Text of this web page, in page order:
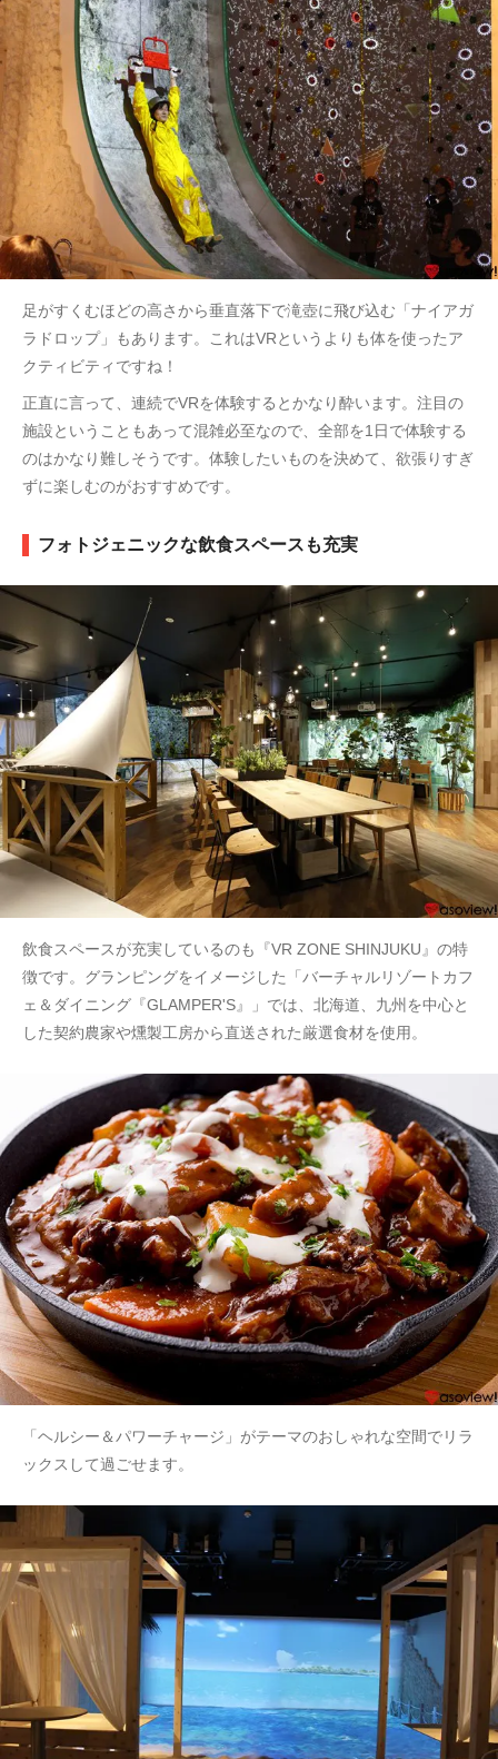
足がすくむほどの高さから垂直落下で滝壺に飛び込む「ナイアガ
ラドロップ」もあります。これはVRというよりも体を使ったア
クティビティですね！
正直に言って、連続でVRを体験するとかなり酔います。注目の
施設ということもあって混雑必至なので、全部を1日で体験する
のはかなり難しそうです。体験したいものを決めて、欲張りすぎ
ずに楽しむのがおすすめです。
フォトジェニックな飲食スペースも充実
飲食スペースが充実しているのも『VR ZONE SHINJUKU』の特
徴です。グランピングをイメージした「バーチャルリゾートカフ
ェ＆ダイニング『GLAMPER'S』」では、北海道、九州を中心と
した契約農家や燻製工房から直送された厳選食材を使用。
「ヘルシー＆パワーチャージ」がテーマのおしゃれな空間でリラ
ックスして過ごせます。